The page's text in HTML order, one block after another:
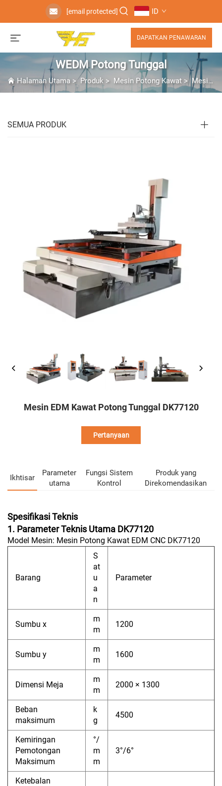
[email protected] ID
DAPATKAN PENAWARAN
WEDM Potong Tunggal
Halaman Utama>Produk > Mesin Potong Kawat > Mesin Wire EDM
SEMUA PRODUK
Mesin EDM Kawat Potong Tunggal DK77120
Pertanyaan
Ikhtisar
Parameter
utama
Fungsi Sistem
Kontrol
Produk yang
Direkomendasikan
Spesifikasi Teknis
1. Parameter Teknis Utama DK77120
Model Mesin: Mesin Potong Kawat EDM CNC DK77120
Barang
S
at
u
a
n
Parameter
Sumbu x
m
m
1200
Sumbu y
m
m
1600
Dimensi Meja
m
m
2000 × 1300
Beban
maksimum
k
g
4500
Kemiringan
Pemotongan
Maksimum
°/
m
m
3°/6°
Ketebalan